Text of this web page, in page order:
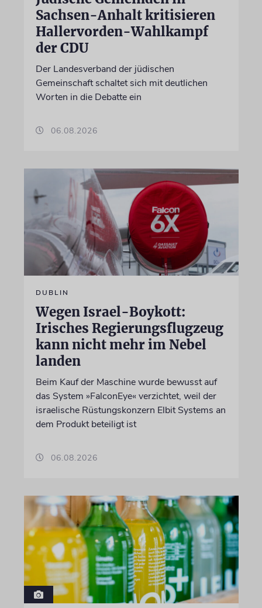
Sachsen-Anhalt kritisieren
Hallervorden-Wahlkampf
der CDU
Der Landesverband der jüdischen
Gemeinschaft schaltet sich mit deutlichen
Worten in die Debatte ein
06.08.2026
DUBLIN
Wegen Israel-Boykott:
Irisches Regierungsflugzeug
kann nicht mehr im Nebel
landen
Beim Kauf der Maschine wurde bewusst auf
das System »FalconEye« verzichtet, weil der
israelische Rüstungskonzern Elbit Systems an
dem Produkt beteiligt ist
06.08.2026